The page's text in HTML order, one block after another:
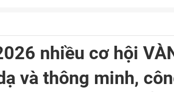
nhiều cơ hội
và thông minh,